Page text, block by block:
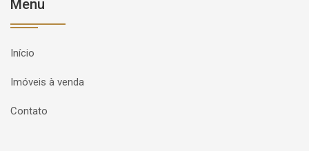
Menu
Início
Imóveis à venda
Contato